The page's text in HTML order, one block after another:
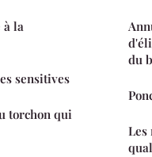
à la
sensitives
torchon qui
du
Les